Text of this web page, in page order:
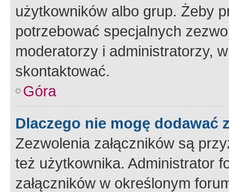
użytkowników albo grup. Żeby
potrzebować specjalnych
moderatorzy i administratorzy,
skontaktować.
Góra
Dlaczego nie mogę dodawać
Zezwolenia załączników są
też użytkownika. Administrator
załączników w określonym